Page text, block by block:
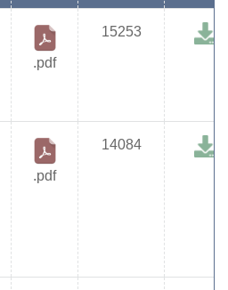
.pdf
15253
.pdf
14084